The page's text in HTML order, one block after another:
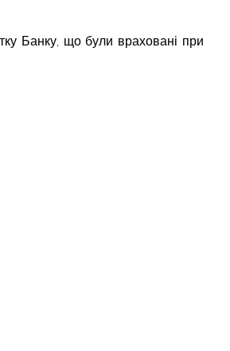
Банку, що були враховані при